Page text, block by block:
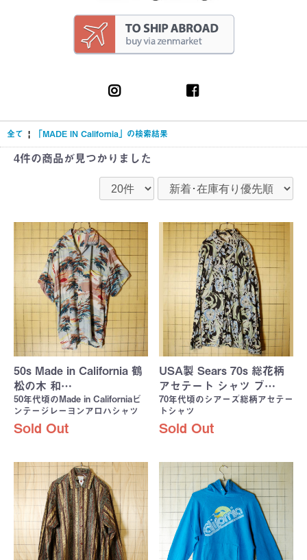
全て | 「MADE IN California」の検索結果
4件の商品が見つかりました
50s Made in California 鶴
松の木 和…
50年代頃のMade in Californiaビ
ンテージレーヨンアロハシャツ
Sold Out
USA製 Sears 70s 総花柄
アセテート シャツ ブ…
70年代頃のシアーズ総柄アセテー
トシャツ
Sold Out